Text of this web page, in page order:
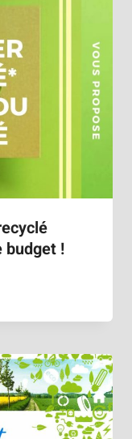
budget !